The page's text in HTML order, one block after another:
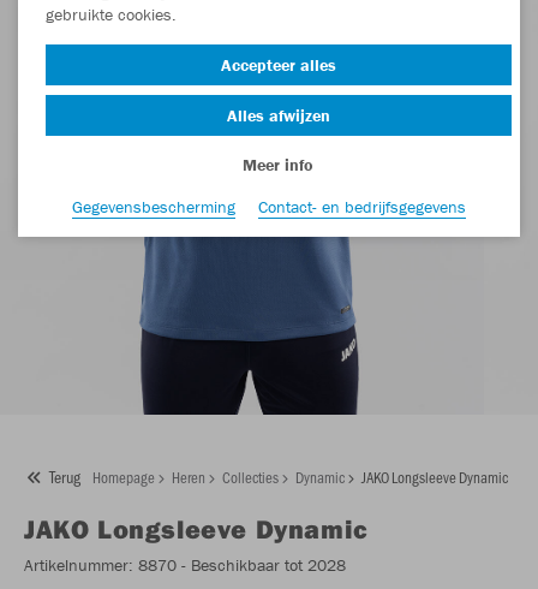
Terug Homepage Heren Collecties Dynamic JAKO Longsleeve Dynamic
JAKO Longsleeve Dynamic
Artikelnummer: 8870 - Beschikbaar tot 2028
gebruikte cookies.
Accepteer alles
Alles afwijzen
Meer info
Gegevensbescherming
Contact- en bedrijfsgegevens